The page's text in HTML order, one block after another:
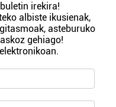
irekira!
albiste ikusienak,
asteburuko
gehiago!